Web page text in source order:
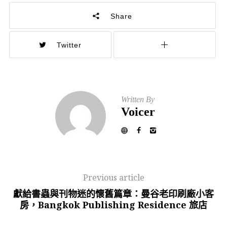
Share
Twitter
Written By
Voicer
Previous article
獻給書蟲與刊物迷的懷舊篇章：曼谷老印刷廠小客
房，Bangkok Publishing Residence 旅店